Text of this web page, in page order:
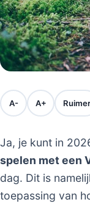
A- A+ Ruimer
Ja, je kunt in
spelen met een
dag. Dit is
toepassing van